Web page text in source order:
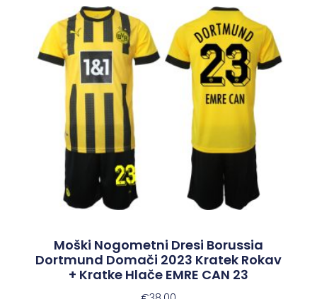
Moški Nogometni Dresi Borussia
Dortmund Domači 2023 Kratek Rokav
+ Kratke Hlače EMRE CAN 23